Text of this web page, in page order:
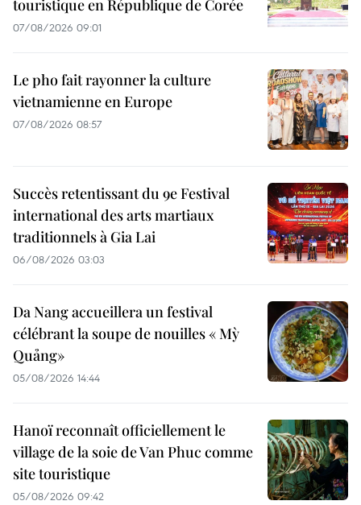
touristique en République de Corée
07/08/2026 09:01
Le pho fait rayonner la culture
vietnamienne en Europe
07/08/2026 08:57
Succès retentissant du 9e Festival
international des arts martiaux
traditionnels à Gia Lai
06/08/2026 03:03
Da Nang accueillera un festival
célébrant la soupe de nouilles « Mỳ
Quảng»
05/08/2026 14:44
Hanoï reconnaît officiellement le
village de la soie de Van Phuc comme
site touristique
05/08/2026 09:42